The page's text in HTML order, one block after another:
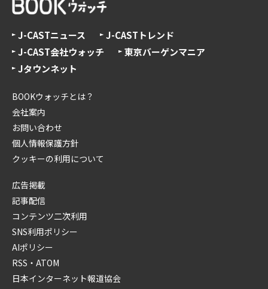
J-CASTニュース
J-CASTトレンド
J-CAST会社ウォッチ
東京バーゲンマニア
Jタウンネット
BOOKウォッチとは？
会社案内
お問い合わせ
個人情報保護方針
クッキーの利用について
広告掲載
記事配信
コンテンツ二次利用
SNS利用ポリシー
AIポリシー
RSS・ATOM
日本インターネット報道協会